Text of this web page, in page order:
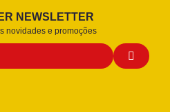
NEWSLETTER
novidades e promoções